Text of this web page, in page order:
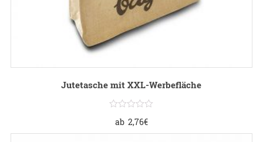
Jutetasche mit XXL-Werbefläche
ab 2,76€